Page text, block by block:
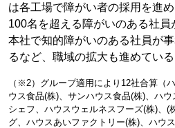
は各工場で障がい者の採用を進
100名を超える障がいのある社員
本社で知的障がいのある社員が
るなど、職域の拡大も進めている
（※2）グループ適用により12社合算（
ウス食品(株)、サンハウス食品(株)、ハ
シェフ、ハウスウェルネスフーズ(株)、(
グ、ハウスあいファクトリー(株)、ハウ